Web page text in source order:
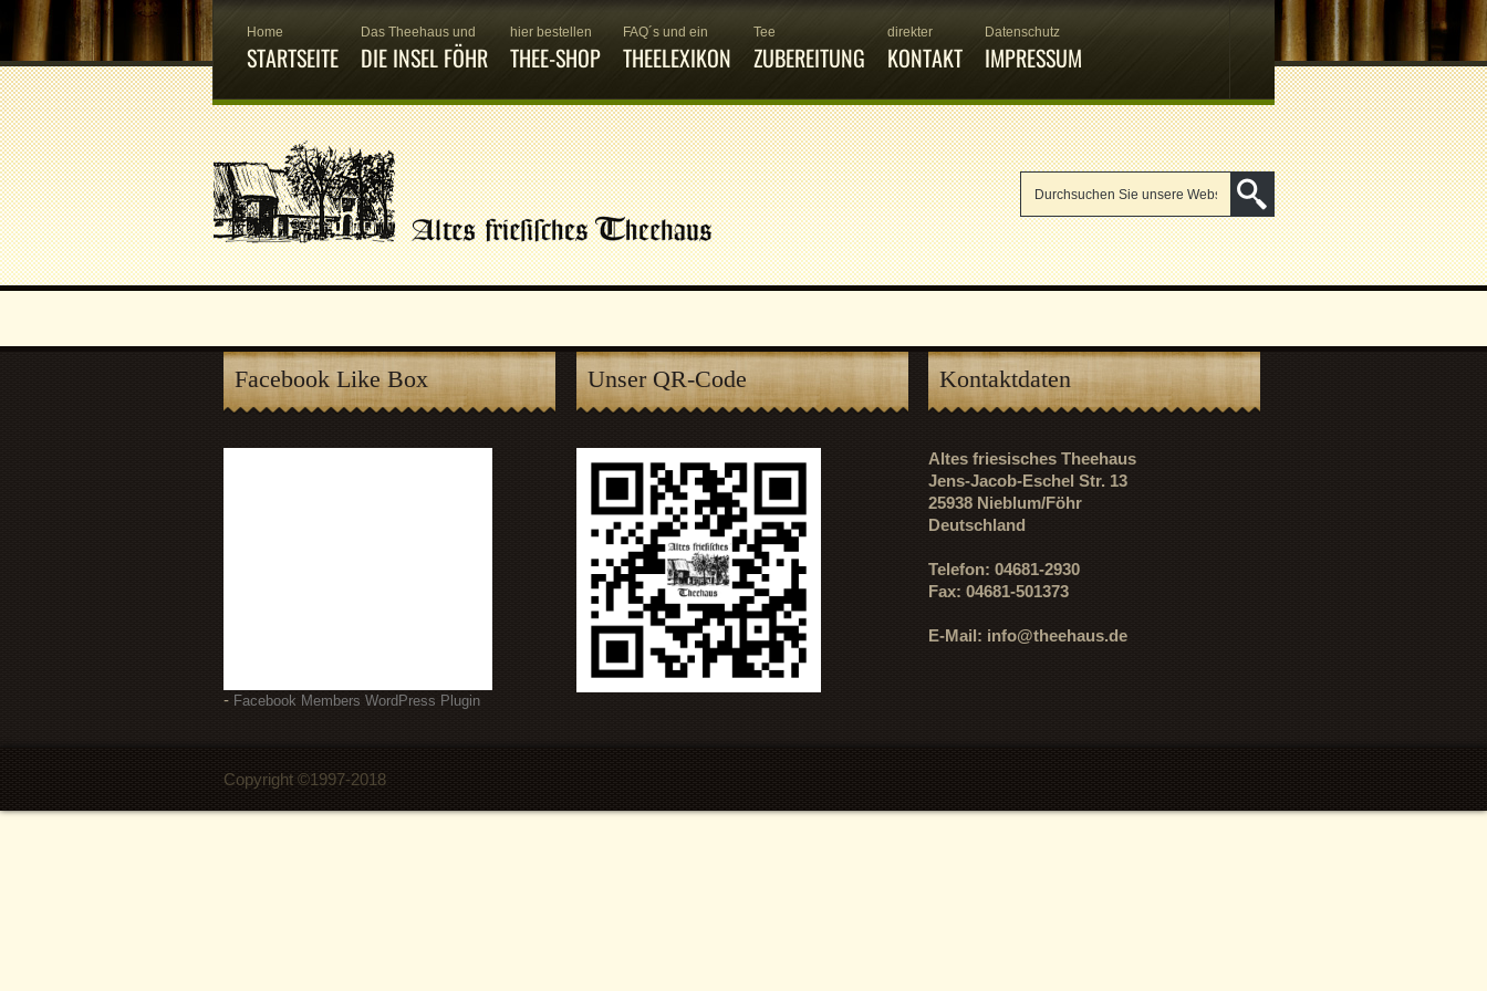
Home
STARTSEITE
Das Theehaus und
DIE INSEL FÖHR
hier bestellen
THEE-SHOP
FAQ´s und ein
THEELEXIKON
Tee
ZUBEREITUNG
direkter
KONTAKT
Datenschutz
IMPRESSUM
Facebook Like Box
- Facebook Members WordPress Plugin
Unser QR-Code Kontaktdaten
Altes friesisches Theehaus
Jens-Jacob-Eschel Str. 13
25938 Nieblum/Föhr
Deutschland
Telefon: 04681-2930
Fax: 04681-501373
E-Mail: info@theehaus.de
Copyright ©1997-2018